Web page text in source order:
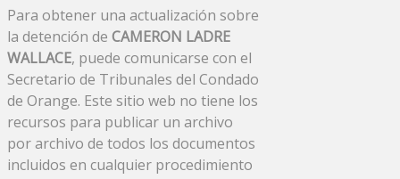
Para obtener una actualización sobre
la detención de CAMERON LADRE
WALLACE, puede comunicarse con el
Secretario de Tribunales del Condado
de Orange. Este sitio web no tiene los
recursos para publicar un archivo
por archivo de todos los documentos
incluidos en cualquier procedimiento